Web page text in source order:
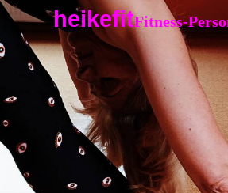
heikefitFitness-